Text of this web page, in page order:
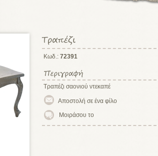
Κωδ.: 72391
Τραπέζι σαονιού ντεκαπέ
Μοιράσου το